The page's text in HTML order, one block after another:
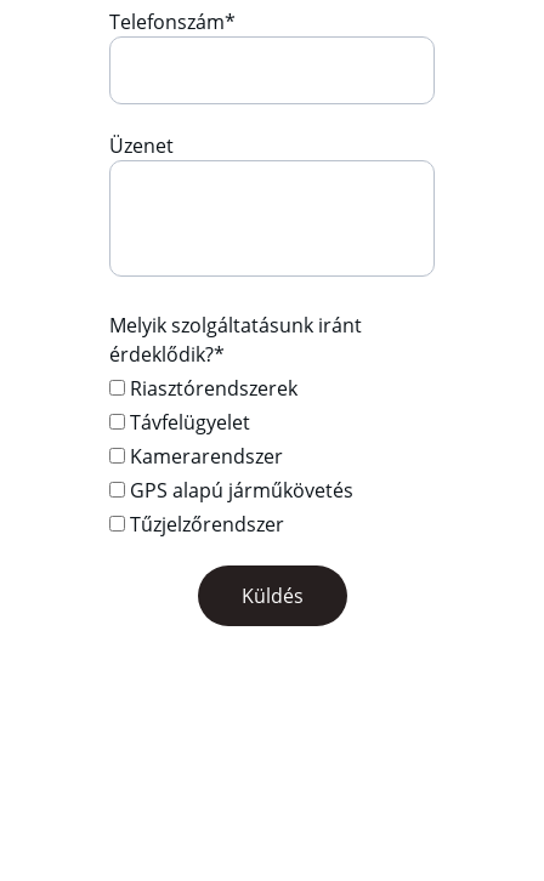
Telefonszám*
Üzenet
Melyik szolgáltatásunk iránt
érdeklődik?*
Riasztórendszerek
Távfelügyelet
Kamerarendszer
GPS alapú járműkövetés
Tűzjelzőrendszer
Küldés